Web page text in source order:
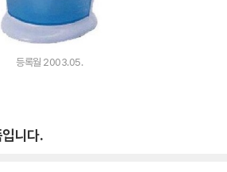
등록월 2003.05.
니다.